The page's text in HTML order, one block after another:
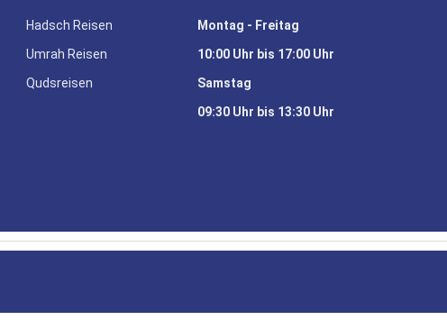
Hadsch Reisen
Umrah Reisen
Qudsreisen
Montag - Freitag
10:00 Uhr bis 17:00 Uhr
Samstag
09:30 Uhr bis 13:30 Uhr